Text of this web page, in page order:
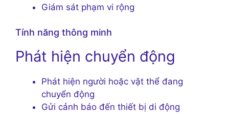
Giám sát phạm vi rộng
Tính năng thông minh
Phát hiện chuyển động
Phát hiện người hoặc vật thể đang
chuyển động
Gửi cảnh báo đến thiết bị di động